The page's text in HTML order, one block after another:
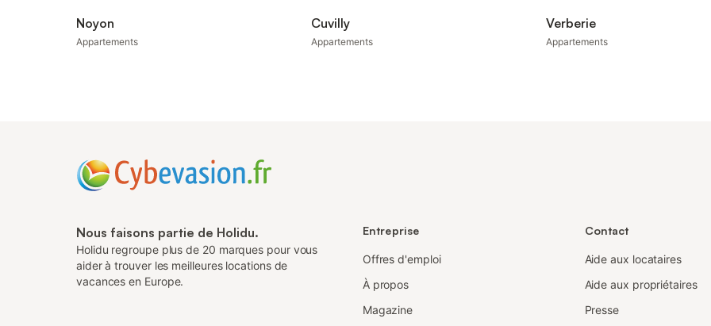
Noyon
Appartements
Cuvilly
Appartements
Verberie
Appartements
Nous faisons partie de Holidu.
Holidu regroupe plus de 20 marques pour vous
aider à trouver les meilleures locations de
vacances en Europe.
Entreprise
Offres d'emploi
À propos
Magazine
Contact
Aide aux locataires
Aide aux propriétaires
Presse